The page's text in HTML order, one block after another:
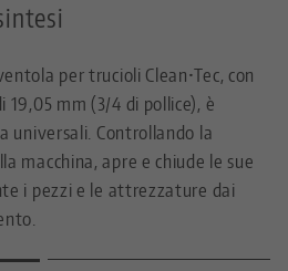
per trucioli Clean•Tec, con
mm (3/4 di pollice), è
universali. Controllando la
macchina, apre e chiude le sue
i pezzi e le attrezzature dai